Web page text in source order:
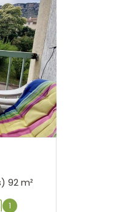
Appartement 4 pièce(s) 3 chambre(s) 92 m²
1